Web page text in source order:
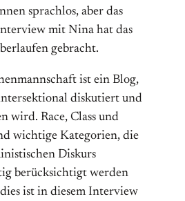
sprachlos, aber das
mit Nina hat das
gebracht.
ist ein Blog,
diskutiert und
wird. Race, Class und
wichtige Kategorien, die
Diskurs
berücksichtigt werden
ist in diesem Interview